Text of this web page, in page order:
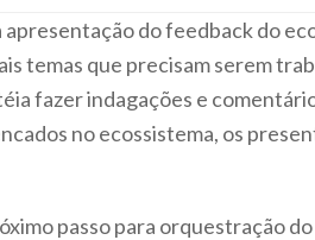
do feedback do
temas que precisam serem
fazer indagações e
no ecossistema, os
passo para orquestração